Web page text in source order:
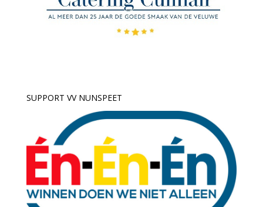
SUPPORT VV NUNSPEET